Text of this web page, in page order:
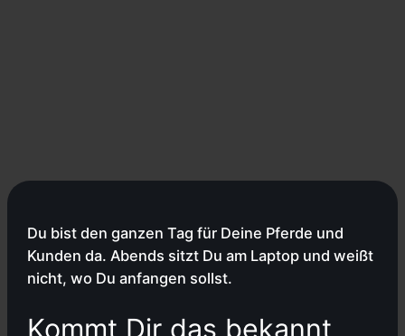
Du bist den ganzen Tag für Deine Pferde und
Kunden da. Abends sitzt Du am Laptop und weißt
nicht, wo Du anfangen sollst.
Kommt Dir das bekannt